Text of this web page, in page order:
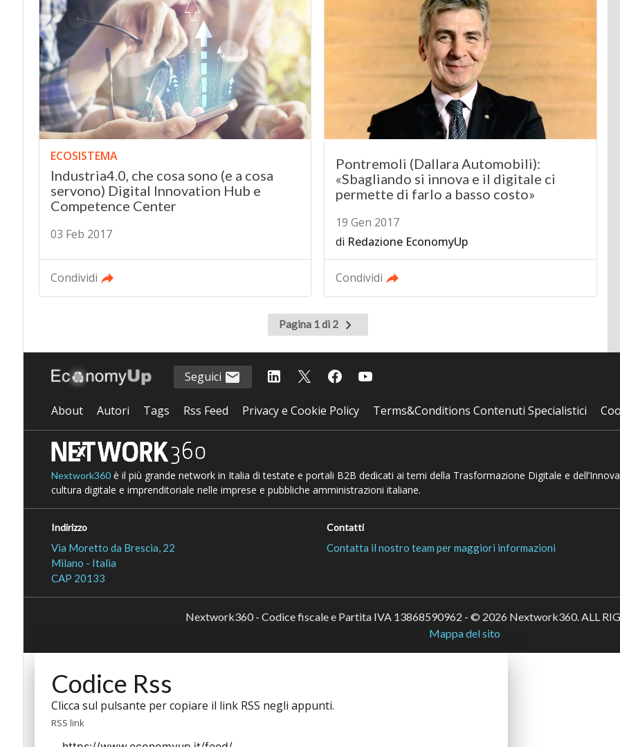
ECOSISTEMA
Industria4.0, che cosa sono (e a cosa
servono) Digital Innovation Hub e
Competence Center
03 Feb 2017
Condividi
Pontremoli (Dallara Automobili):
«Sbagliando si innova e il digitale ci
permette di farlo a basso costo»
19 Gen 2017
di Redazione EconomyUp
Condividi
Pagina 1 di 2
Pagina
successiva
Seguici
About Autori Tags Rss Feed Privacy e Cookie Policy Terms&Conditions Contenuti Specialistici
Nextwork360è il più grande network in Italia di testate e portali B2B dedicati ai temi della Trasformazione Digitale e
cultura digitale e imprenditoriale nelle imprese e pubbliche amministrazioni italiane.
Indirizzo
Via Moretto da Brescia, 22
Milano - Italia
CAP 20133
Contatti
Contatta il nostro team per maggiori informazioni
Nextwork360 - Codice fiscale e Partita IVA 13868590962 - © 2026 Nextwork360. ALL
Mappa del sito
Codice Rss
Clicca sul pulsante per copiare il link RSS negli appunti.
RSS link